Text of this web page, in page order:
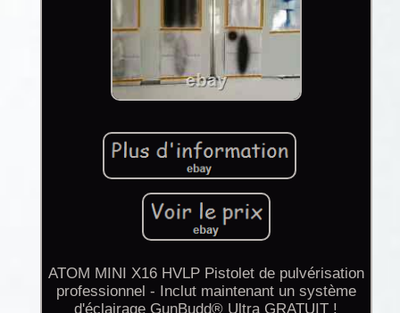
ATOM MINI X16 HVLP Pistolet de pulvérisation
professionnel - Inclut maintenant un système
d'éclairage GunBudd® Ultra GRATUIT !